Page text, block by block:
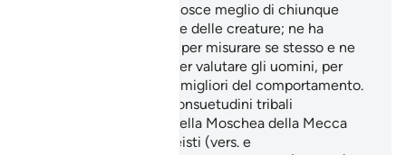
Lui l’Altissimo, Egli conosce meglio di chiunque
quello che c’è nel cuore delle creature; ne ha
bisogno invece l’uomo per misurare se stesso e ne
ha bisogno la società per valutare gli uomini, per
identificare gli esempi migliori del comportamento.
Altri duri colpi alle consuetudini tribali
preislamiche. La cura della Moschea della Mecca
viene sottratta ai politeisti (vers. e